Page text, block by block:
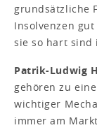
grundsätzliche
Insolvenzen
sie so hart sind
Patrik-Ludwig
gehören zu
wichtiger
immer am